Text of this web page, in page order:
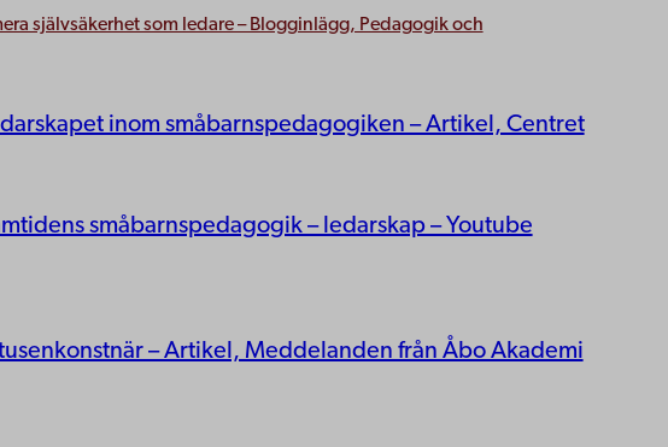
självsäkerhet som ledare – Blogginlägg, Pedagogik och
inom småbarnspedagogiken – Artikel, Centret
småbarnspedagogik – ledarskap – Youtube
– Artikel, Meddelanden från Åbo Akademi